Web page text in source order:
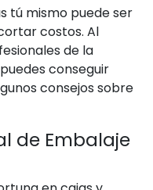
tú mismo puede ser
costos. Al
de la
conseguir
consejos sobre
de Embalaje